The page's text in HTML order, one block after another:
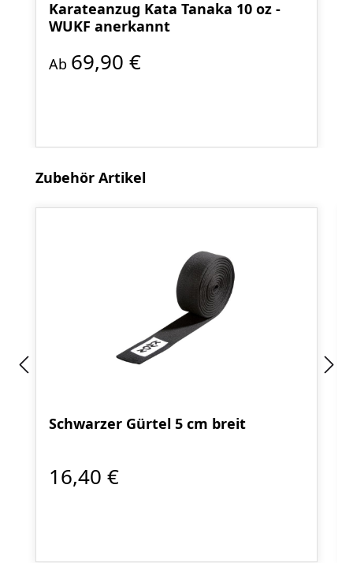
Karateanzug Kata Tanaka 10 oz -
WUKF anerkannt
Ab 69,90 €
Produktgalerie überspringen
Zubehör Artikel
Schwarzer Gürtel 5 cm breit
16,40 €